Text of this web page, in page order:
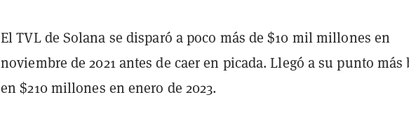
El TVL de Solana se disparó a poco más de $10 mil millones en
noviembre de 2021 antes de caer en picada. Llegó a su punto más
en $210 millones en enero de 2023.